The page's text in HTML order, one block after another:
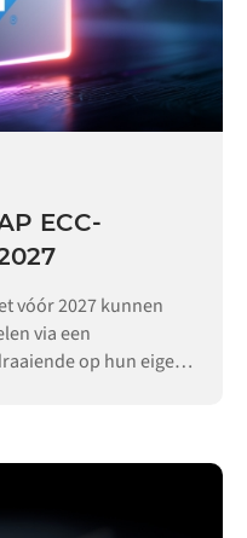
ECC-
vóór 2027 kunnen
via een
op hun eigen